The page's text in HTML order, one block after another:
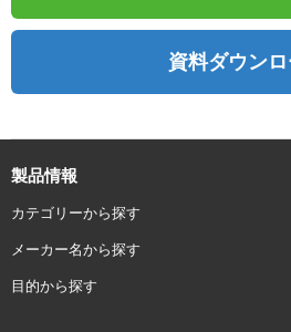
資料ダウン
製品情報
カテゴリーから探す
メーカー名から探す
目的から探す